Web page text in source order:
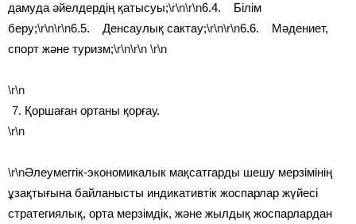
дамуда әйелдердің қатысуы;\r\n\r\n6.4. Білім
беру;\r\n\r\n6.5. Денсаулық сактау;\r\n\r\n6.6. Мәдениет,
спорт және туризм;\r\n\r\n \r\n
\r\n
Қоршаған ортаны қорғау.
\r\n
\r\nӘлеумеггік-экономикалык мақсатгарды шешу мерзімінің
ұзақтығына байланысты индикативтік жоспарлар жүйесі
стратегиялық, орта мерзімдік, және жылдық жоспарлардан